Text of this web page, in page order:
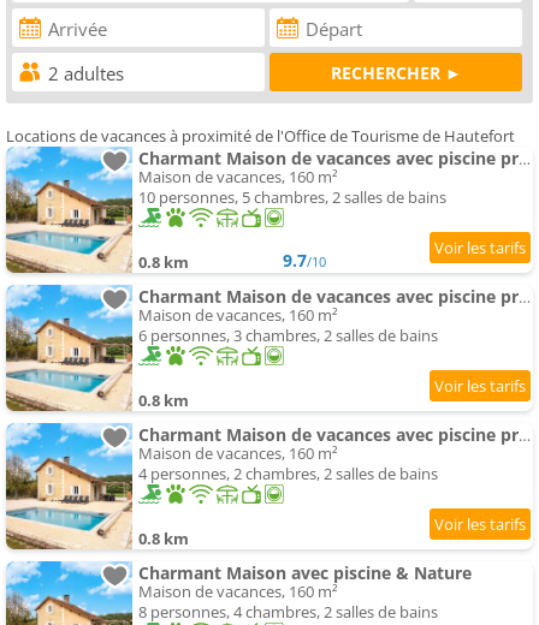
Locations de vacances à proximité de l'Office de Tourisme de Hautefort
Charmant Maison de vacances avec piscine privée
Maison de vacances, 160 m²
10 personnes, 5 chambres, 2 salles de bains
0.8 km 9.7/10
Charmant Maison de vacances avec piscine privée
Maison de vacances, 160 m²
6 personnes, 3 chambres, 2 salles de bains
0.8 km
Charmant Maison de vacances avec piscine privée
Maison de vacances, 160 m²
4 personnes, 2 chambres, 2 salles de bains
0.8 km
Charmant Maison avec piscine & Nature
Maison de vacances, 160 m²
8 personnes, 4 chambres, 2 salles de bains